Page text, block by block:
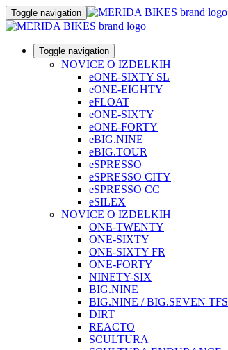
Toggle navigation
Toggle navigation
NOVICE O IZDELKIH
eONE-SIXTY SL
eONE-EIGHTY
eFLOAT
eONE-SIXTY
eONE-FORTY
eBIG.NINE
eBIG.TOUR
eSPRESSO
eSPRESSO CITY
eSPRESSO CC
eSILEX
NOVICE O IZDELKIH
ONE-TWENTY
ONE-SIXTY
ONE-SIXTY FR
ONE-FORTY
NINETY-SIX
BIG.NINE
BIG.NINE / BIG.SEVEN TFS
DIRT
REACTO
SCULTURA